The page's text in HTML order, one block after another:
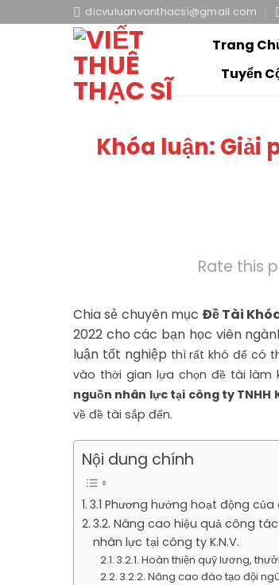
to
dicvuluanvanthacsi@gmail.com
Trang
Tuyển
Khóa luận:
Rate this
Chia sẻ chuyên mục Đề Tài
2022 cho các bạn học viên
luận tốt nghiệp thì rất khó để có
vào thời gian lựa chọn đề tài làm
nguồn nhân lực tại công ty TNHH
về đề tài sắp đến.
Nội dung chính
3.1 Phương hướng hoạt động
3.2. Nâng cao hiệu quả công
nhân lực tại công ty K.N.V.
3.2.1. Hoàn thiện quỹ lương,
3.2.2. Nâng cao đào tạo đội